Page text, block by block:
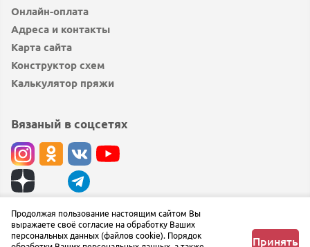
Онлайн-оплата
Адреса и контакты
Карта сайта
Конструктор схем
Калькулятор пряжи
Вязаный в соцсетях
© вязаный.рф 2019 — 2026
Сообщить об ошибке
Продолжая пользование настоящим сайтом Вы
выражаете своё согласие на обработку Ваших
персональных данных (файлов cookie). Порядок
Принять